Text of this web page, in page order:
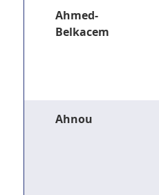
Ahmed-
Belkacem
Ahnou